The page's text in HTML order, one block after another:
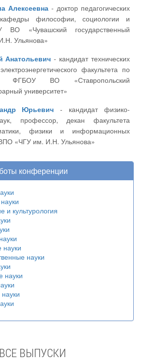
Алексеевна
философии, социологии и
ВО «Чувашский государственный
Ульянова»
Анатольевич
факультета по
ФГБОУ ВО «Ставропольский
университет»
Юрьевич
профессор, декан факультета
физики и информационных
«ЧГУ им. И.Н. Ульянова»
конференции
и культурология
науки
науки
науки
ВСЕ ВЫПУСКИ